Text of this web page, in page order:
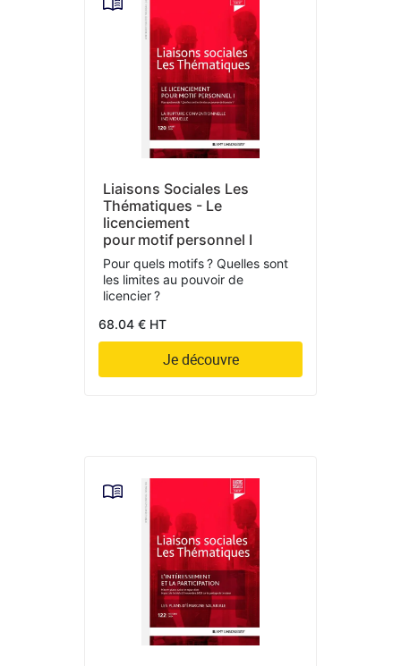
Liaisons Sociales Les
Thématiques - Le
licenciement
pour motif personnel I
Pour quels motifs ? Quelles sont
les limites au pouvoir de
licencier ?
68.04 € HT
Je découvre